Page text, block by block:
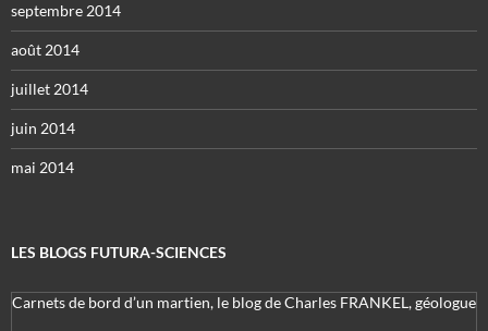
septembre 2014
août 2014
juillet 2014
juin 2014
mai 2014
LES BLOGS FUTURA-SCIENCES
Carnets de bord d’un martien, le blog de Charles FRANKEL, géologue